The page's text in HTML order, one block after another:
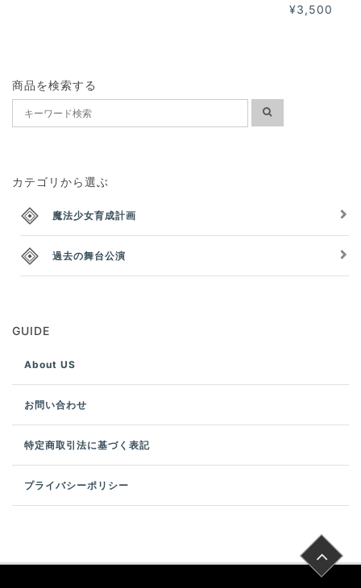
¥3,500
商品を検索する
カテゴリから選ぶ
魔法少女育成計画
過去の舞台公演
GUIDE
About US
お問い合わせ
特定商取引法に基づく表記
プライバシーポリシー